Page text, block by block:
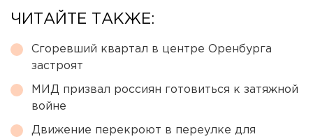
ЧИТАЙТЕ ТАКЖЕ:
Сгоревший квартал в центре Оренбурга
застроят
МИД призвал россиян готовиться к затяжной
войне
Движение перекроют в переулке для